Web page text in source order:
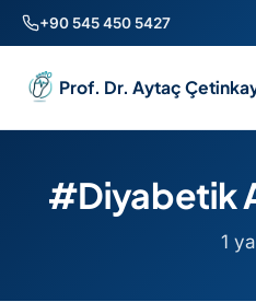
+90 545 450 5427
Prof. Dr. Aytaç
#Diyabetik
1